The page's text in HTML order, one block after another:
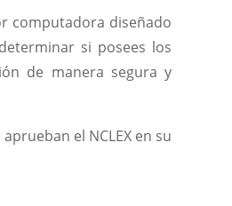
computadora diseñado
si posees los
de manera segura y
el NCLEX en su